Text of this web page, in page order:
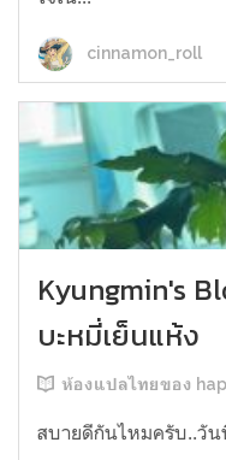
cinnamon_roll
Kyungmin's
บะหมี่เย็นแห้ง
ห้องแปลไทยของ
สบายดีกันไหมครับ..วัน